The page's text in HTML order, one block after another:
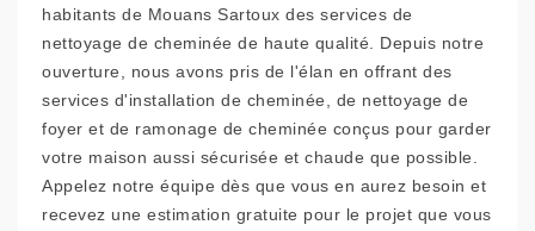
habitants de Mouans Sartoux des services de
nettoyage de cheminée de haute qualité. Depuis notre
ouverture, nous avons pris de l'élan en offrant des
services d'installation de cheminée, de nettoyage de
foyer et de ramonage de cheminée conçus pour garder
votre maison aussi sécurisée et chaude que possible.
Appelez notre équipe dès que vous en aurez besoin et
recevez une estimation gratuite pour le projet que vous